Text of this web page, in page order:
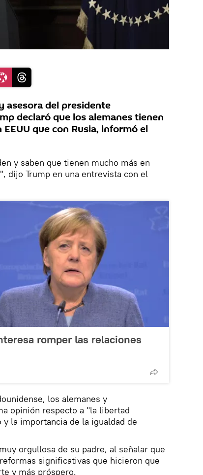
asesora del presidente
declaró que los alemanes tienen
que con Rusia, informó el
y saben que tienen mucho más en
dijo Trump en una entrevista con el
romper las relaciones
los alemanes y
opinión respecto a "la libertad
la importancia de la igualdad de
orgullosa de su padre, al señalar que
significativas que hicieron que
y más próspero.